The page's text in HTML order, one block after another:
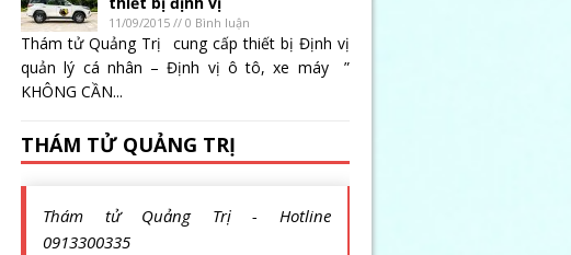
11/09/2015 // 0 Bình luận
Thám tử Quảng Trị cung cấp thiết bị Định vị
quản lý cá nhân – Định vị ô tô, xe máy ”
KHÔNG CẦN...
THÁM TỬ QUẢNG TRỊ
Thám tử Quảng Trị - Hotline
0913300335